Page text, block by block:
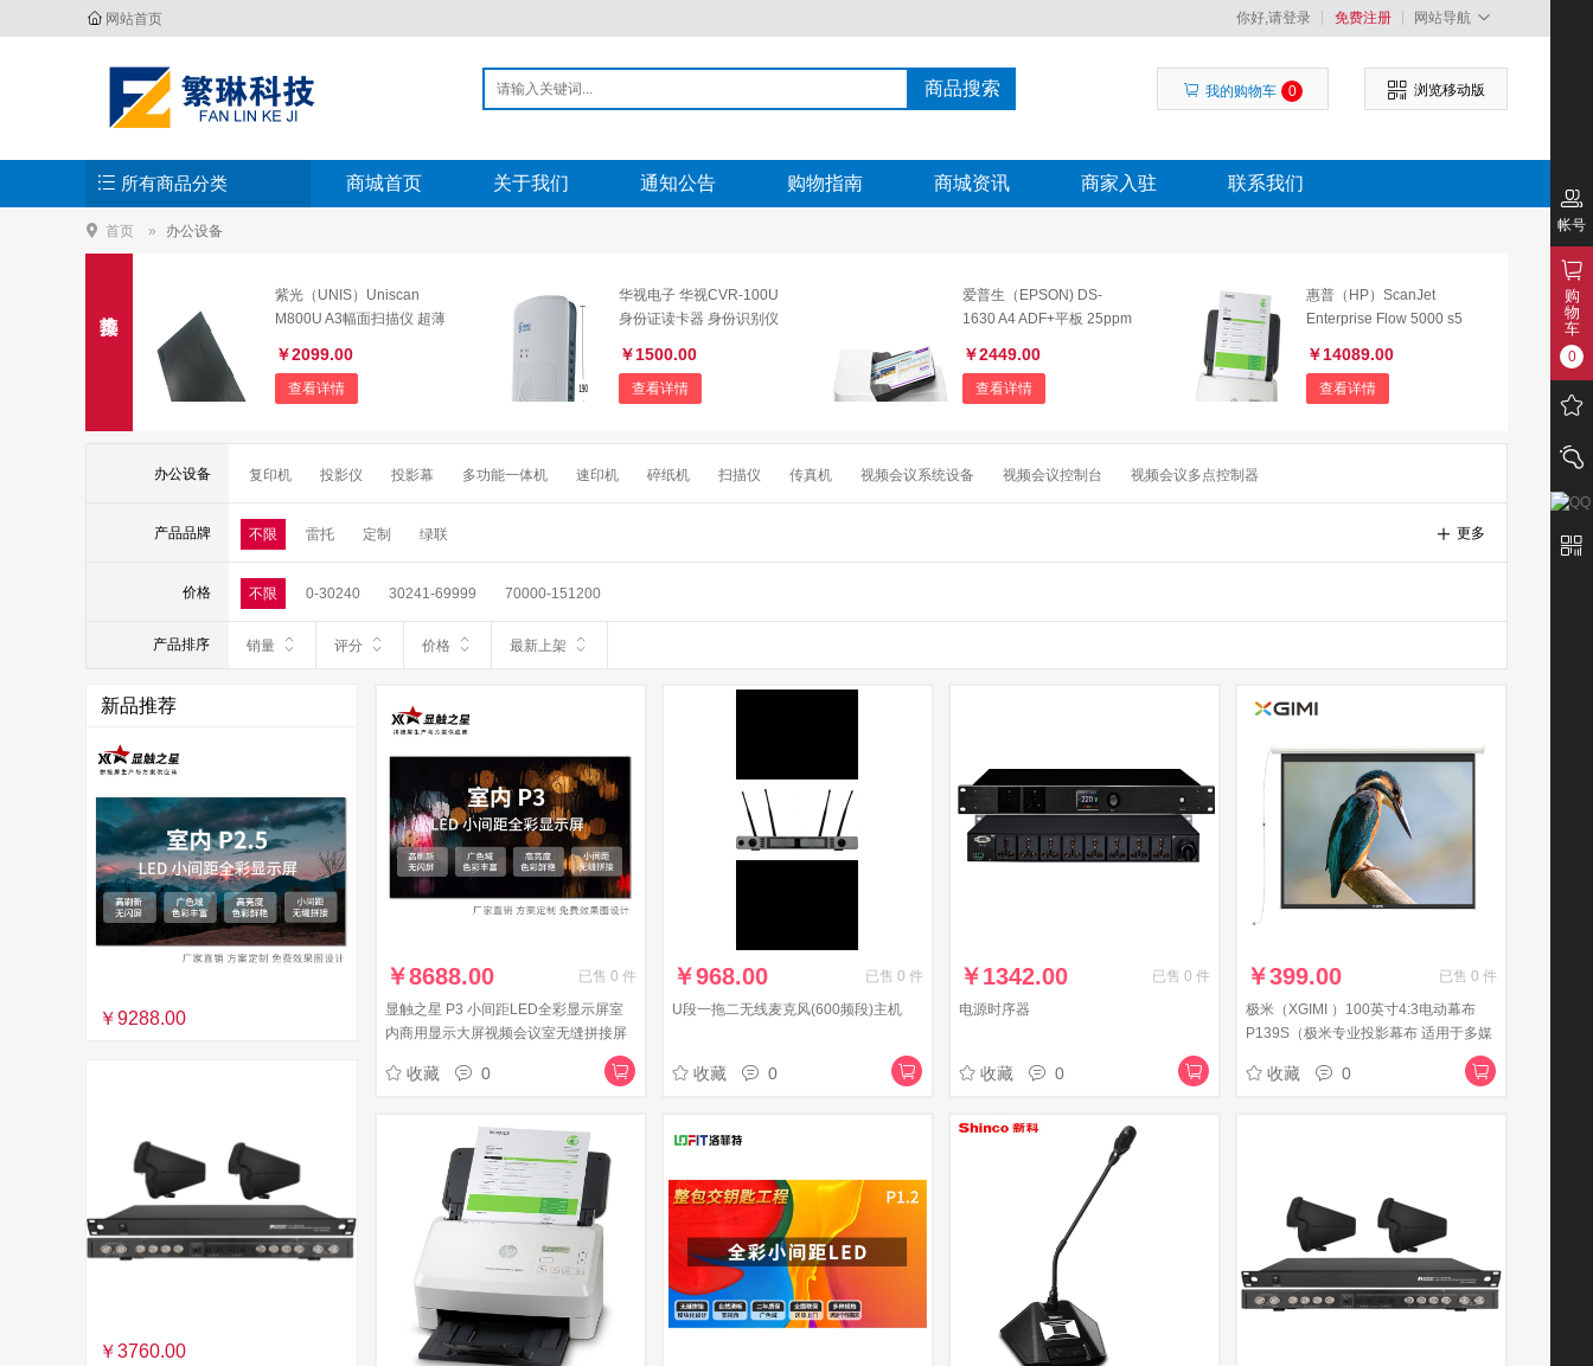
网站首页 你好,请登录 免费注册 网站导航
商品搜索 我的购物车 0 浏览移动版
所有商品分类 商城首页 关于我们 通知公告 购物指南 商城资讯 商家入驻 联系我们
首页 办公设备
紫光（UNIS）Uniscan
M800U A3幅面扫描仪 超薄
￥2099.00
查看详情
华视电子 华视CVR-100U
身份证读卡器 身份识别仪
￥1500.00
查看详情
爱普生（EPSON) DS-
1630 A4 ADF+平板 25ppm
￥2449.00
查看详情
惠普（HP）ScanJet
Enterprise Flow 5000 s5
￥14089.00
查看详情
办公设备 复印机 投影仪 投影幕 多功能一体机 速印机 碎纸机 扫描仪 传真机 视频会议系统设备 视频会议控制台 视频会议多点控制器
视频会议会议室终端
产品品牌
不限 雷托 定制 绿联 更多
价格 不限 0-30240 30241-69999 70000-151200
产品排序 销量 评分 价格 最新上架
新品推荐
￥9288.00
￥3760.00
￥8688.00 已售 0 件
显触之星 P3 小间距LED全彩显示屏室
内商用显示大屏视频会议室无缝拼接屏
收藏 0
￥968.00 已售 0 件
U段一拖二无线麦克风(600频段)主机
收藏 0
￥1342.00 已售 0 件
电源时序器
收藏 0
￥399.00 已售 0 件
极米（XGIMI ）100英寸4:3电动幕布
P139S（极米专业投影幕布 适用于多媒
收藏 0
帐号
购
物
车
0